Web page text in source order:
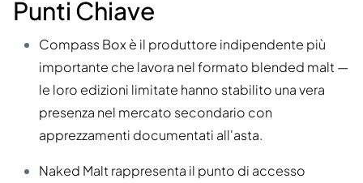
Punti Chiave
Compass Box è il produttore indipendente più
importante che lavora nel formato blended malt —
le loro edizioni limitate hanno stabilito una vera
presenza nel mercato secondario con
apprezzamenti documentati all'asta.
Naked Malt rappresenta il punto di accesso